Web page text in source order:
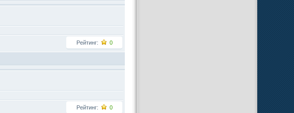
Рейтинг: 0
Рейтинг: 0